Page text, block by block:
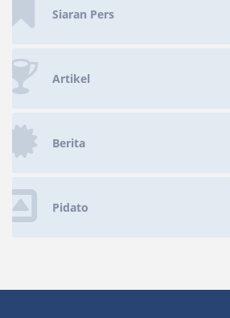
Siaran Pers
Artikel
Berita
Pidato